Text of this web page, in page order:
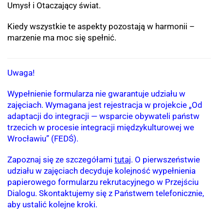
Umysł i Otaczający świat.
Kiedy wszystkie te aspekty pozostają w harmonii –
marzenie ma moc się spełnić.
Uwaga!
Wypełnienie formularza nie gwarantuje udziału w
zajęciach. Wymagana jest rejestracja w projekcie „Od
adaptacji do integracji — wsparcie obywateli państw
trzecich w procesie integracji międzykulturowej we
Wrocławiu” (FEDŚ).
Zapoznaj się ze szczegółami tutaj. O pierwszeństwie
udziału w zajęciach decyduje kolejność wypełnienia
papierowego formularzu rekrutacyjnego w Przejściu
Dialogu. Skontaktujemy się z Państwem telefonicznie,
aby ustalić kolejne kroki.